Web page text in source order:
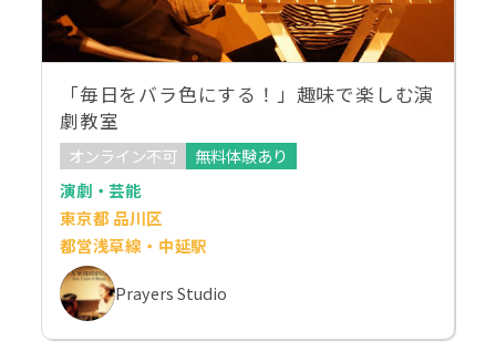
「毎日をバラ色にする！」趣味で楽しむ演
劇教室
オンライン不可
無料体験あり
演劇・芸能
東京都 品川区
都営浅草線・中延駅
Prayers Studio